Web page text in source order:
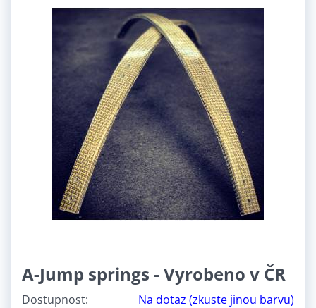
30-50 Kg (1)
50-80 Kg (3)
80-120 Kg (3)
A-Jump springs - Vyrobeno v ČR
Dostupnost: Na dotaz (zkuste jinou barvu)